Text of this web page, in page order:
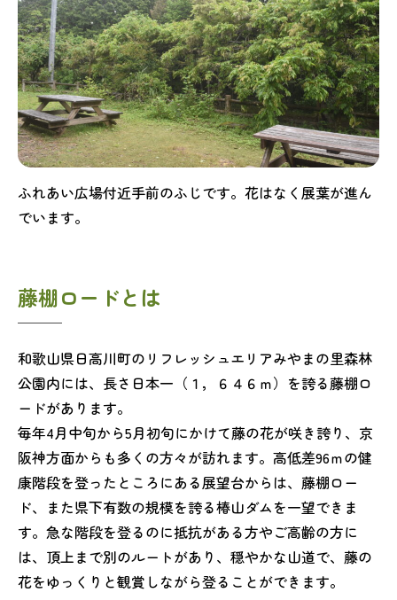
ふれあい広場付近手前のふじです。花はなく展葉が進ん
でいます。
藤棚ロードとは
和歌山県日高川町のリフレッシュエリアみやまの里森林
公園内には、長さ日本一（１，６４６ｍ）を誇る藤棚ロ
ードがあります。
毎年4月中旬から5月初旬にかけて藤の花が咲き誇り、京
阪神方面からも多くの方々が訪れます。高低差96ｍの健
康階段を登ったところにある展望台からは、藤棚ロー
ド、また県下有数の規模を誇る椿山ダムを一望できま
す。急な階段を登るのに抵抗がある方やご高齢の方に
は、頂上まで別のルートがあり、穏やかな山道で、藤の
花をゆっくりと観賞しながら登ることができます。